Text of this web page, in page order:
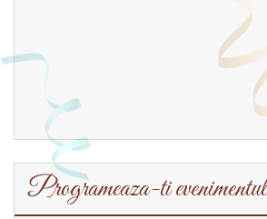
Programeaza-ti evenimentul